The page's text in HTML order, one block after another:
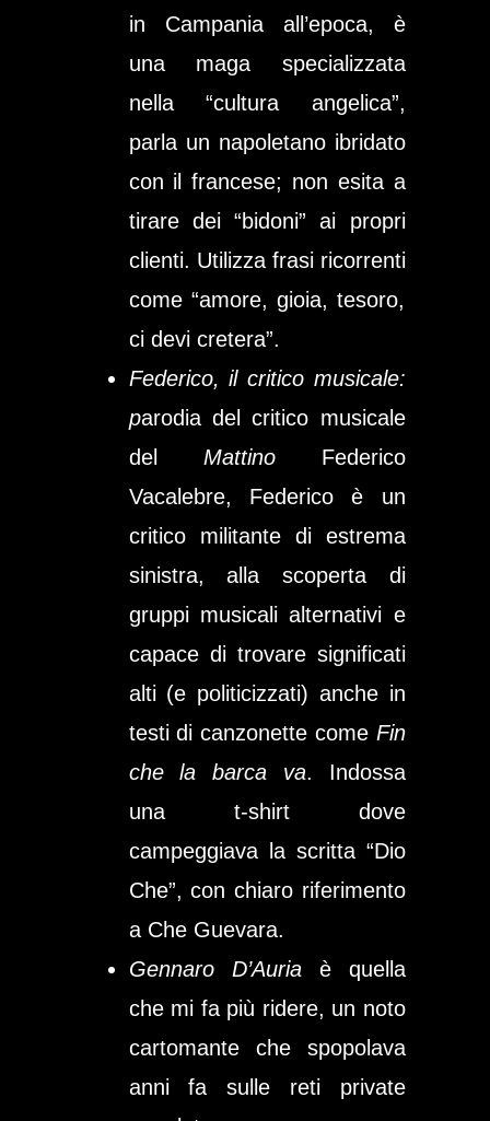
in Campania all’epoca, è
una maga specializzata
nella “cultura angelica”,
parla un napoletano ibridato
con il francese; non esita a
tirare dei “bidoni” ai propri
clienti. Utilizza frasi ricorrenti
come “amore, gioia, tesoro,
ci devi cretera”.
Federico, il critico musicale:
parodia del critico musicale
del MattinoFederico
Vacalebre, Federico è un
critico militante di estrema
sinistra, alla scoperta di
gruppi musicali alternativi e
capace di trovare significati
alti (e politicizzati) anche in
testi di canzonette come Fin
che la barca va. Indossa
una t-shirt dove
campeggiava la scritta “Dio
Che”, con chiaro riferimento
a Che Guevara.
Gennaro D’Auriaè quella
che mi fa più ridere, un noto
cartomante che spopolava
anni fa sulle reti private